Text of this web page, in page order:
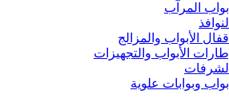
أبواب المرآب
النوافذ
أقفال الأبواب والمزالج
إطارات الأبواب والتجهيزات
الشرفات
أبواب وبوابات علوية